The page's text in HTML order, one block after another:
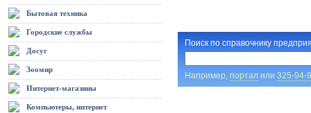
Бытовая техника
Городские службы
Досуг
Зоомир
Интернет-магазины
Компьютеры, интернет
Поиск по справочнику
Например, порталили 325-94-